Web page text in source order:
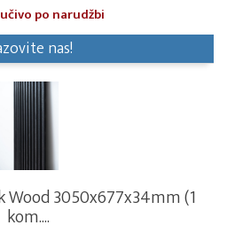
po narudžbi
nas!
3050x677x34mm (1
kom....